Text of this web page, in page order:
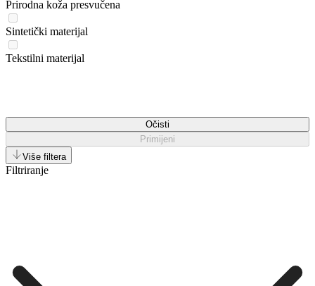
Prirodna koža presvučena
Sintetički materijal
Tekstilni materijal
Očisti
Primijeni
Više filtera
Filtriranje